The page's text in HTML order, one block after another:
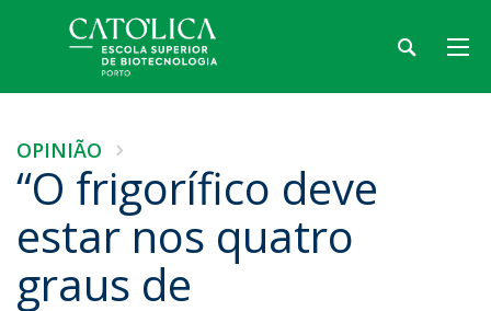
OPINIÃO
“O frigorífico deve
estar nos quatro
graus de